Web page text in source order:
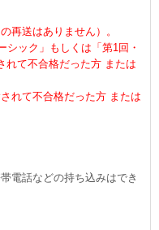
再送はありません）。
ック」もしくは「第1回・
れて不合格だった方 または
れて不合格だった方 または
電話などの持ち込みはでき